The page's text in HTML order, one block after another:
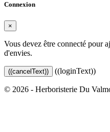
Connexion
×
Vous devez être connecté pour
d'envies.
((cancelText)) ((loginText))
© 2026 - Herboristerie Du